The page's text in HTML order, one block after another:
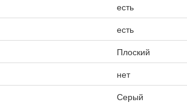
есть
есть
Плоский
нет
Серый